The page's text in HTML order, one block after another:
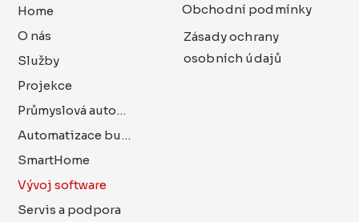
Home
O nás
Služby
Projekce
Průmyslová automatizace
Automatizace budov
SmartHome
Vývoj software
Servis a podpora
Obchodní podmínky
Zásady ochrany
osobních údajů